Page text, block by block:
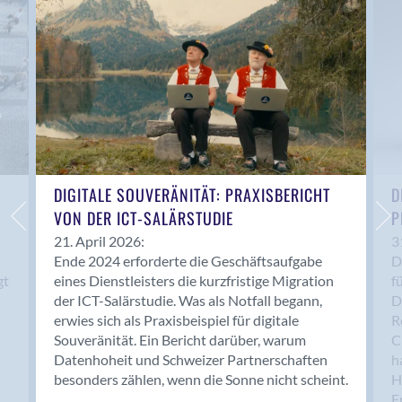
Anwil
Appenzell
Au SG
Baar
Baden
Balsthal
Balzers
Basel
Bassersdorf
Belp
Bendern
Benken (SG)
Bergdietikon
Berlin
Bern
Bern - Liebefeld
DIGITALE SOUVERÄNITÄT: PRAXISBERICHT
VON DER ICT-SALÄRSTUDIE
21. April 2026:
Ende 2024 erforderte die Geschäftsaufgabe
eines Dienstleisters die kurzfristige Migration
der ICT-Salärstudie. Was als Notfall begann,
erwies sich als Praxisbeispiel für digitale
Souveränität. Ein Bericht darüber, warum
Datenhoheit und Schweizer Partnerschaften
besonders zählen, wenn die Sonne nicht scheint.